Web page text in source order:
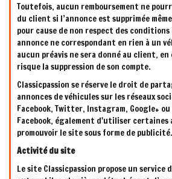
Toutefois, aucun remboursement ne
du client si l’annonce est supprimée
pour cause de non respect des
annonce ne correspondant en rien à un
aucun préavis ne sera donné au client,
risque la suppression de son compte.
Classicpassion se réserve le droit de
annonces de véhicules sur les réseaux
Facebook, Twitter, Instagram, Google+
Facebook, également d'utiliser certaines
promouvoir le site sous forme de publicité.
Activité du site
Le site Classicpassion propose un service